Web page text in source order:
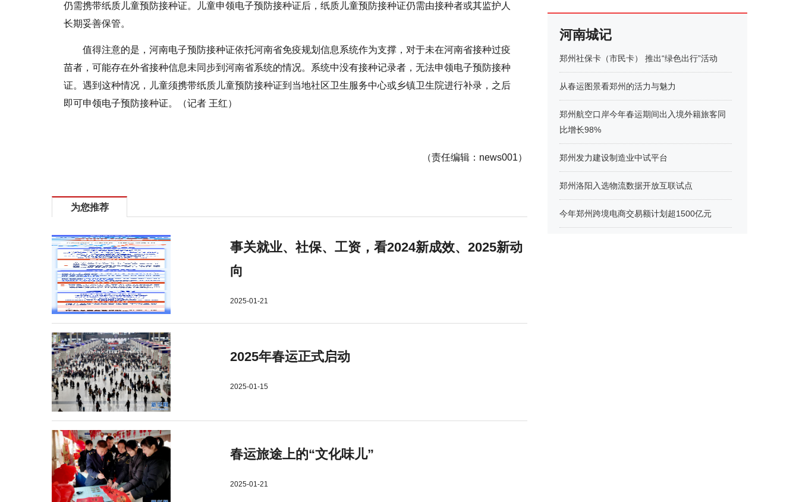
仍需携带纸质儿童预防接种证。儿童申领电子预防接种证后，纸质儿童预防接种证仍需由接种者或其监护人
长期妥善保管。
值得注意的是，河南电子预防接种证依托河南省免疫规划信息系统作为支撑，对于未在河南省接种过疫
苗者，可能存在外省接种信息未同步到河南省系统的情况。系统中没有接种记录者，无法申领电子预防接种
证。遇到这种情况，儿童须携带纸质儿童预防接种证到当地社区卫生服务中心或乡镇卫生院进行补录，之后
即可申领电子预防接种证。（记者 王红）
（责任编辑：news001）
为您推荐
事关就业、社保、工资，看2024新成效、2025新动
向
2025-01-21
2025年春运正式启动
2025-01-15
春运旅途上的“文化味儿”
2025-01-21
河南城记
郑州社保卡（市民卡） 推出“绿色出行”活动
从春运图景看郑州的活力与魅力
郑州航空口岸今年春运期间出入境外籍旅客同
比增长98%
郑州发力建设制造业中试平台
郑州洛阳入选物流数据开放互联试点
今年郑州跨境电商交易额计划超1500亿元